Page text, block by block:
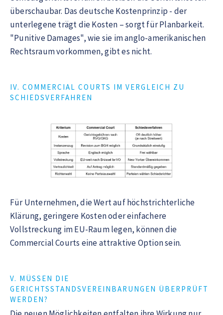
überschaubar. Das deutsche Kostenprinzip - der
unterlegene trägt die Kosten – sorgt für Planbarkeit.
"Punitive Damages", wie sie im anglo-amerikanischen
Rechtsraum vorkommen, gibt es nicht.
IV. COMMERCIAL COURTS IM VERGLEICH ZU
SCHIEDSVERFAHREN
Für Unternehmen, die Wert auf höchstrichterliche
Klärung, geringere Kosten oder einfachere
Vollstreckung im EU-Raum legen, können die
Commercial Courts eine attraktive Option sein.
V. MÜSSEN DIE
GERICHTSSTANDSVEREINBARUNGEN ÜBERPRÜFT
WERDEN?